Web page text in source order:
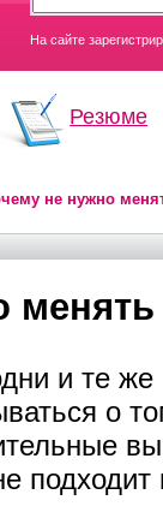
На сайте
Резюме
не нужно
и те
о